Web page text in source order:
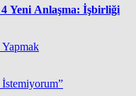
Yeni Anlaşma: İşbirliği